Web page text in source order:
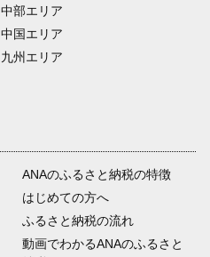
中部エリア
中国エリア
九州エリア
ANAのふるさと納税の特徴
はじめての方へ
ふるさと納税の流れ
動画でわかるANAのふるさと